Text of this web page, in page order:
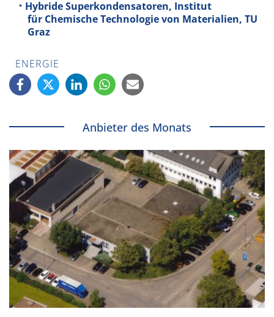
Hybride Superkondensatoren, Institut
für Chemische Technologie von Materialien, TU
Graz
ENERGIE
Anbieter des Monats